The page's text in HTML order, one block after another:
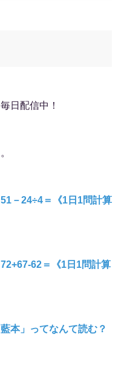
日配信中！
－24÷4＝《1日1問計算
62＝《1日1問計算
本」ってなんて読む？